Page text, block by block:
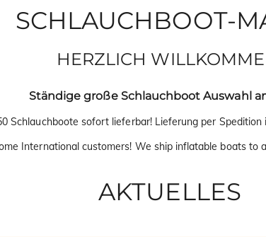
SCHLAUCHBOOT-
HERZLICH
Ständige große Schlauchboot Auswahl
Schlauchboote sofort lieferbar! Lieferung per Spedition
International customers! We ship inflatable boats to
AKTUELLES